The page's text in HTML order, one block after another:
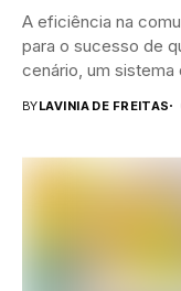
A eficiência na
para o sucesso de
cenário, um sistema
BYLAVINIA DE FREITAS